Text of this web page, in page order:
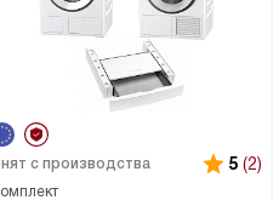
с производства 5 (2)